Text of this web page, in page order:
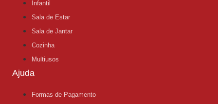
Infantil
Sala de Estar
Sala de Jantar
Cozinha
Multiusos
Ajuda
Formas de Pagamento